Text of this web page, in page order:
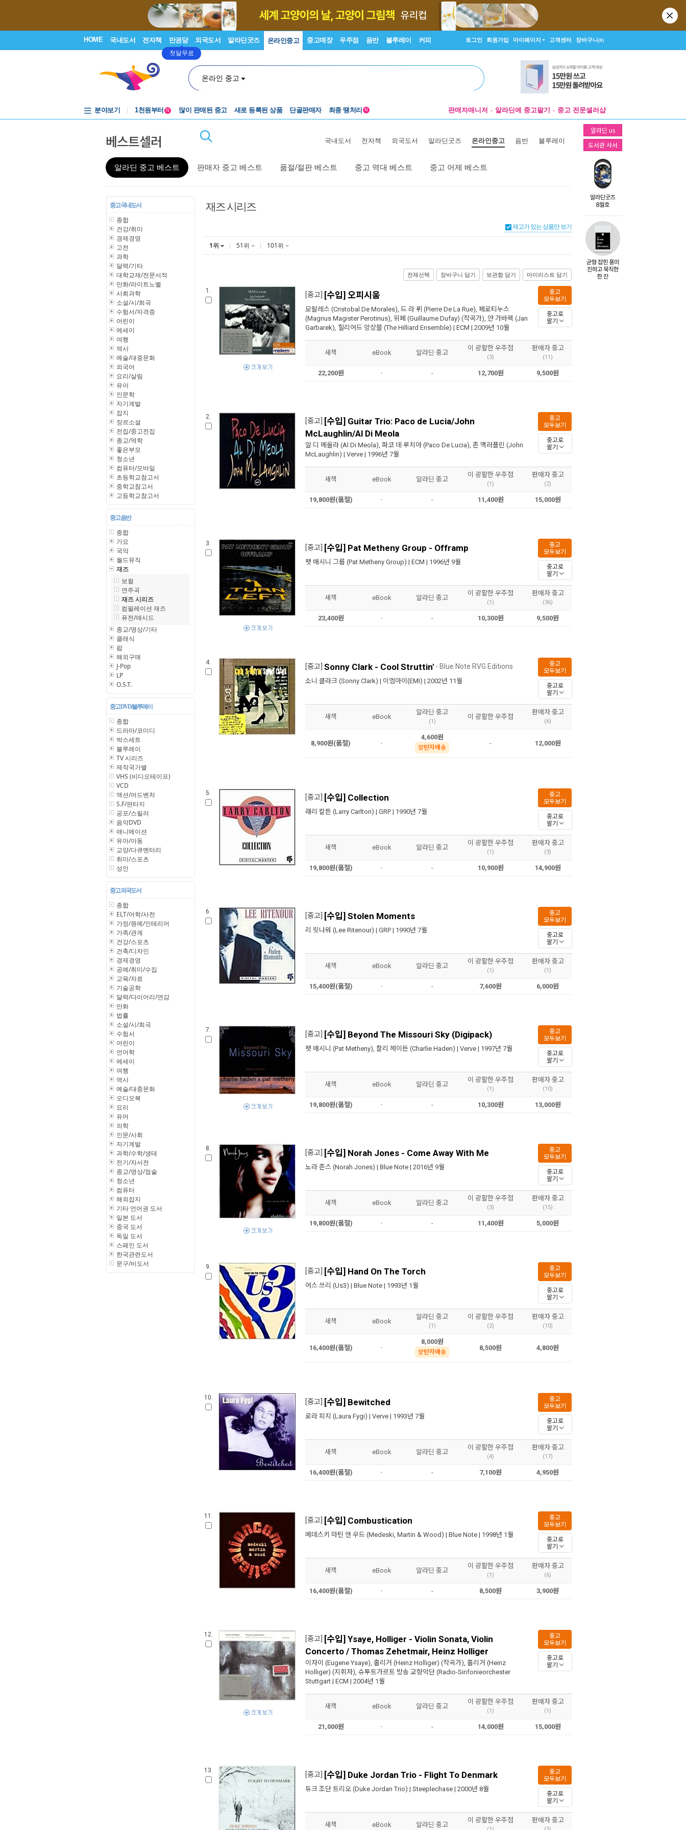
HOME 국내도서 전자책 만권당
첫달무료
외국도서 알라딘굿즈 온라인중고 중고매장 우주점 음반 블루레이 커피 로그인 회원가입 마이페이지 고객센터 장바구니(0)
온라인 중고
분야보기
1천원부터
N 많이 판매된 중고 새로 등록된 상품 단골판매자 최종 땡처리 N 판매자매니저 알라딘에 중고팔기 중고 전문셀러샵
알라딘 us
도서관 사서
베스트셀러 국내도서 전자책 외국도서 알라딘굿즈 온라인중고 음반 블루레이
알라딘 중고 베스트 판매자 중고 베스트 품절/절판 베스트 중고 역대 베스트 중고 어제 베스트
중고 국내도서
종합
건강/취미
경제경영
고전
과학
달력/기타
대학교재/전문서적
만화/라이트노벨
사회과학
소설/시/희곡
수험서/자격증
어린이
에세이
여행
역사
예술/대중문화
외국어
요리/살림
유아
인문학
자기계발
잡지
장르소설
전집/중고전집
종교/역학
좋은부모
청소년
컴퓨터/모바일
초등학교참고서
중학교참고서
고등학교참고서
중고 음반
종합
가요
국악
월드뮤직
재즈
보컬
연주곡
재즈 시리즈
컴필레이션 재즈
퓨전/애시드
종교/명상/기타
클래식
팝
해외구매
J-Pop
LP
O.S.T.
중고 DVD/블루레이
종합
드라마/코미디
박스세트
블루레이
TV 시리즈
제작국가별
VHS (비디오테이프)
VCD
액션/어드벤처
S.F/판타지
공포/스릴러
음악DVD
애니메이션
유아/아동
교양/다큐멘터리
취미/스포츠
성인
중고 외국도서
종합
ELT/어학/사전
가정/원예/인테리어
가족/관계
건강/스포츠
건축/디자인
경제경영
공예/취미/수집
교육/자료
기술공학
달력/다이어리/연감
만화
법률
소설/시/희곡
수험서
어린이
언어학
에세이
여행
역사
예술/대중문화
오디오북
요리
유머
의학
인문/사회
자기계발
과학/수학/생태
전기/자서전
종교/명상/점술
청소년
컴퓨터
해외잡지
기타 언어권 도서
일본 도서
중국 도서
독일 도서
스페인 도서
한국관련도서
문구/비도서
재즈 시리즈
재고가 있는 상품만 보기
1위 51위 101위
전체선택 장바구니 담기 보관함 담기 마이리스트 담기
1. [중고] [수입] 오피시움
모랄레스 (Cristobal De Morales), 드 라 뤼 (Pierre De La Rue), 페로티누스
(Magnus Magister Perotinus), 뒤페 (Guillaume Dufay) (작곡가), 얀 가바렉 (Jan
Garbarek), 힐리어드 앙상블 (The Hilliard Ensemble) | ECM | 2009년 10월
중고
모두보기
중고로
팔기
새책 eBook 알라딘 중고
이 광활한 우주점
(3)
판매자 중고
(11)
22,200원 - - 12,700원 9,500원
2. [중고] [수입] Guitar Trio: Paco de Lucia/John
McLaughlin/Al Di Meola
알 디 메올라 (Al Di Meola) 파코 데 루치아 (Paco De Lucia) 존 맥러플린 (John
McLaughlin) | Verve | 1996년 7월
중고
모두보기
중고로
팔기
새책 eBook 알라딘 중고
이 광활한 우주점
(1)
판매자 중고
(2)
19,800원(품절) - - 11,400원 15,000원
3. [중고] [수입] Pat Metheny Group - Offramp
팻 매시니 그룹 (Pat Metheny Group) | ECM | 1996년 9월
중고
모두보기
중고로
팔기
새책 eBook 알라딘 중고
이 광활한 우주점
(1)
판매자 중고
(36)
23,400원 - - 10,300원 9,500원
4. [중고] Sonny Clark - Cool Struttin' - Blue Note RVG Editions
소니 클라크 (Sonny Clark) | 이엠아이(EMI) | 2002년 11월
중고
모두보기
중고로
팔기
새책 eBook
알라딘 중고
(1)
이 광활한 우주점
판매자 중고
(6)
8,900원(품절) -
4,600원
양탄자배송
- 12,000원
5. [중고] [수입] Collection
래리 칼튼 (Larry Carlton) | GRP | 1990년 7월
중고
모두보기
중고로
팔기
새책 eBook 알라딘 중고
이 광활한 우주점
(1)
판매자 중고
(3)
19,800원(품절) - - 10,900원 14,900원
6. [중고] [수입] Stolen Moments
리 릿나워 (Lee Ritenour) | GRP | 1990년 7월
중고
모두보기
중고로
팔기
새책 eBook 알라딘 중고
이 광활한 우주점
(1)
판매자 중고
(1)
15,400원(품절) - - 7,600원 6,000원
7. [중고] [수입] Beyond The Missouri Sky (Digipack)
팻 매시니 (Pat Metheny), 찰리 헤이든 (Charlie Haden) | Verve | 1997년 7월
중고
모두보기
중고로
팔기
새책 eBook 알라딘 중고
이 광활한 우주점
(1)
판매자 중고
(10)
19,800원(품절) - - 10,300원 13,000원
8. [중고] [수입] Norah Jones - Come Away With Me
노라 존스 (Norah Jones) | Blue Note | 2016년 9월
중고
모두보기
중고로
팔기
새책 eBook 알라딘 중고
이 광활한 우주점
(3)
판매자 중고
(15)
19,800원(품절) - - 11,400원 5,000원
9. [중고] [수입] Hand On The Torch
어스 쓰리 (Us3) | Blue Note | 1993년 1월
중고
모두보기
중고로
팔기
새책 eBook
알라딘 중고
(1)
이 광활한 우주점
(2)
판매자 중고
(10)
16,400원(품절) -
8,000원
양탄자배송
8,500원 4,800원
10. [중고] [수입] Bewitched
로라 피지 (Laura Fygi) | Verve | 1993년 7월
중고
모두보기
중고로
팔기
새책 eBook 알라딘 중고
이 광활한 우주점
(4)
판매자 중고
(17)
16,400원(품절) - - 7,100원 4,950원
11. [중고] [수입] Combustication
메데스키 마틴 앤 우드 (Medeski, Martin & Wood) | Blue Note | 1998년 1월
중고
모두보기
중고로
팔기
새책 eBook 알라딘 중고
이 광활한 우주점
(1)
판매자 중고
(6)
16,400원(품절) - - 8,500원 3,900원
12. [중고] [수입] Ysaye, Holliger - Violin Sonata, Violin
Concerto / Thomas Zehetmair, Heinz Holliger
이자이 (Eugene Ysaye) 홀리거 (Heinz Holliger) (작곡가), 홀리거 (Heinz
Holliger) (지휘자), 슈투트가르트 방송 교향악단 (Radio-Sinfonieorchester
Stuttgart | ECM | 2004년 1월
중고
모두보기
중고로
팔기
새책 eBook 알라딘 중고
이 광활한 우주점
(1)
판매자 중고
(1)
21,000원 - - 14,000원 15,000원
13. [중고] [수입] Duke Jordan Trio - Flight To Denmark
듀크 조단 트리오 (Duke Jordan Trio) | Steeplechase | 2000년 8월
중고
모두보기
중고로
팔기
새책 eBook 알라딘 중고
이 광활한 우주점 판매자 중고